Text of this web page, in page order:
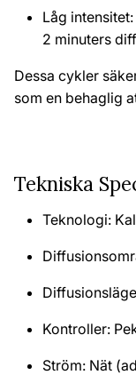
Låg intensitet:
2 minuters
Dessa cykler
som en behaglig
Tekniska
Teknologi:
Kontroller:
Ström: Nät